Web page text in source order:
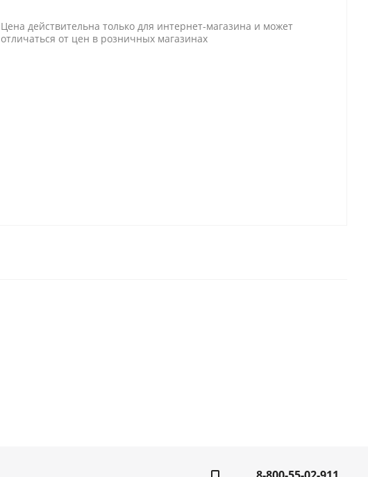
Цена действительна только для интернет-магазина и может
отличаться от цен в розничных магазинах